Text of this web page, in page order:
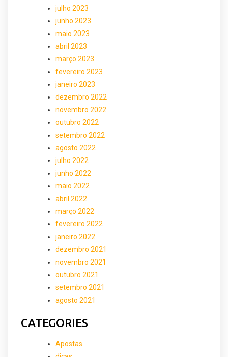
julho 2023
junho 2023
maio 2023
abril 2023
março 2023
fevereiro 2023
janeiro 2023
dezembro 2022
novembro 2022
outubro 2022
setembro 2022
agosto 2022
julho 2022
junho 2022
maio 2022
abril 2022
março 2022
fevereiro 2022
janeiro 2022
dezembro 2021
novembro 2021
outubro 2021
setembro 2021
agosto 2021
CATEGORIES
Apostas